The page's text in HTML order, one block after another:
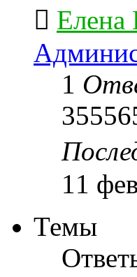
Елена
1
11
Темы